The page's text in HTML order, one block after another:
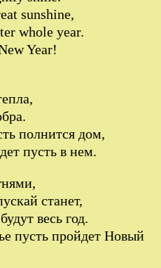
sunshine,
whole year.
Year!
полнится дом,
пусть в нем.
станет,
весь год.
пусть пройдет Новый